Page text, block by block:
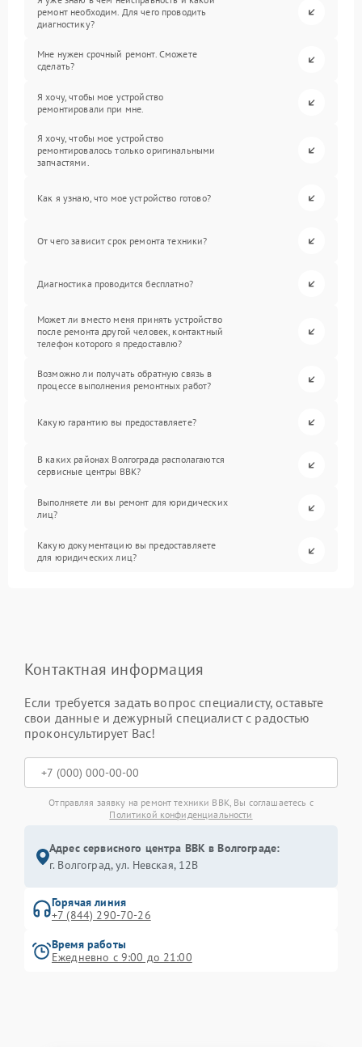
ремонт необходим. Для чего проводить
диагностику?
Мне нужен срочный ремонт. Сможете
сделать?
Я хочу, чтобы мое устройство
ремонтировали при мне.
Я хочу, чтобы мое устройство
ремонтировалось только оригинальными
запчастями.
Как я узнаю, что мое устройство готово?
От чего зависит срок ремонта техники?
Диагностика проводится бесплатно?
Может ли вместо меня принять устройство
после ремонта другой человек, контактный
телефон которого я предоставлю?
Возможно ли получать обратную связь в
процессе выполнения ремонтных работ?
Какую гарантию вы предоставляете?
В каких районах Волгограда располагаются
сервисные центры BBK?
Выполняете ли вы ремонт для юридических
лиц?
Какую документацию вы предоставляете
для юридических лиц?
Контактная информация
Если требуется задать вопрос специалисту, оставьте
свои данные и дежурный специалист с радостью
проконсультирует Вас!
Отправляя заявку на ремонт техники BBK, Вы соглашаетесь с
Политикой конфиденциальности
Адрес сервисного центра BBK в Волгограде:
г. Волгоград, ул. Невская, 12В
Горячая линия
+7 (844) 290-70-26
Время работы
Ежедневно с 9:00 до 21:00